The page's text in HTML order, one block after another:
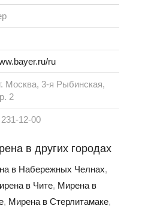
ru
Москва, 3-я Рыбинская,
2
12-00
в других городах
в Набережных Челнах,
в Чите, Мирена в
, Мирена в Стерлитамаке,